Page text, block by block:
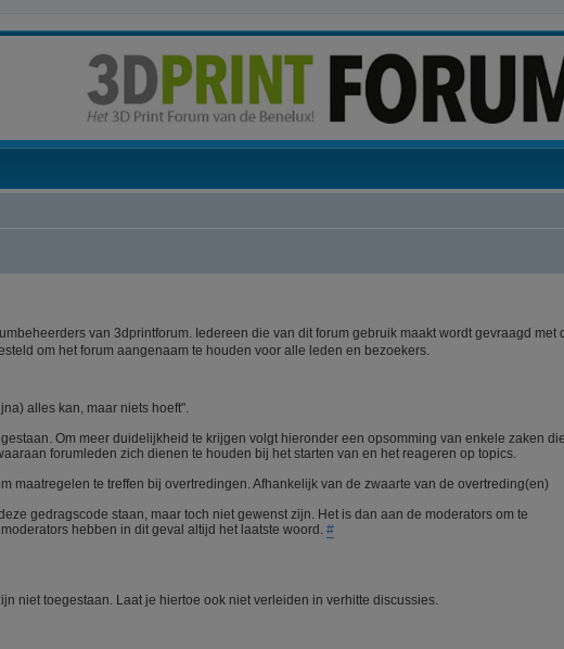
van 3dprintforum. Iedereen die van dit forum gebruik maakt wordt gevraagd met
om het forum aangenaam te houden voor alle leden en bezoekers.
alles kan, maar niets hoeft".
Om meer duidelijkheid te krijgen volgt hieronder een opsomming van enkele zaken die
forumleden zich dienen te houden bij het starten van en het reageren op topics.
maatregelen te treffen bij overtredingen. Afhankelijk van de zwaarte van de overtreding(en)
gedragscode staan, maar toch niet gewenst zijn. Het is dan aan de moderators om te
hebben in dit geval altijd het laatste woord. #
niet toegestaan. Laat je hiertoe ook niet verleiden in verhitte discussies.